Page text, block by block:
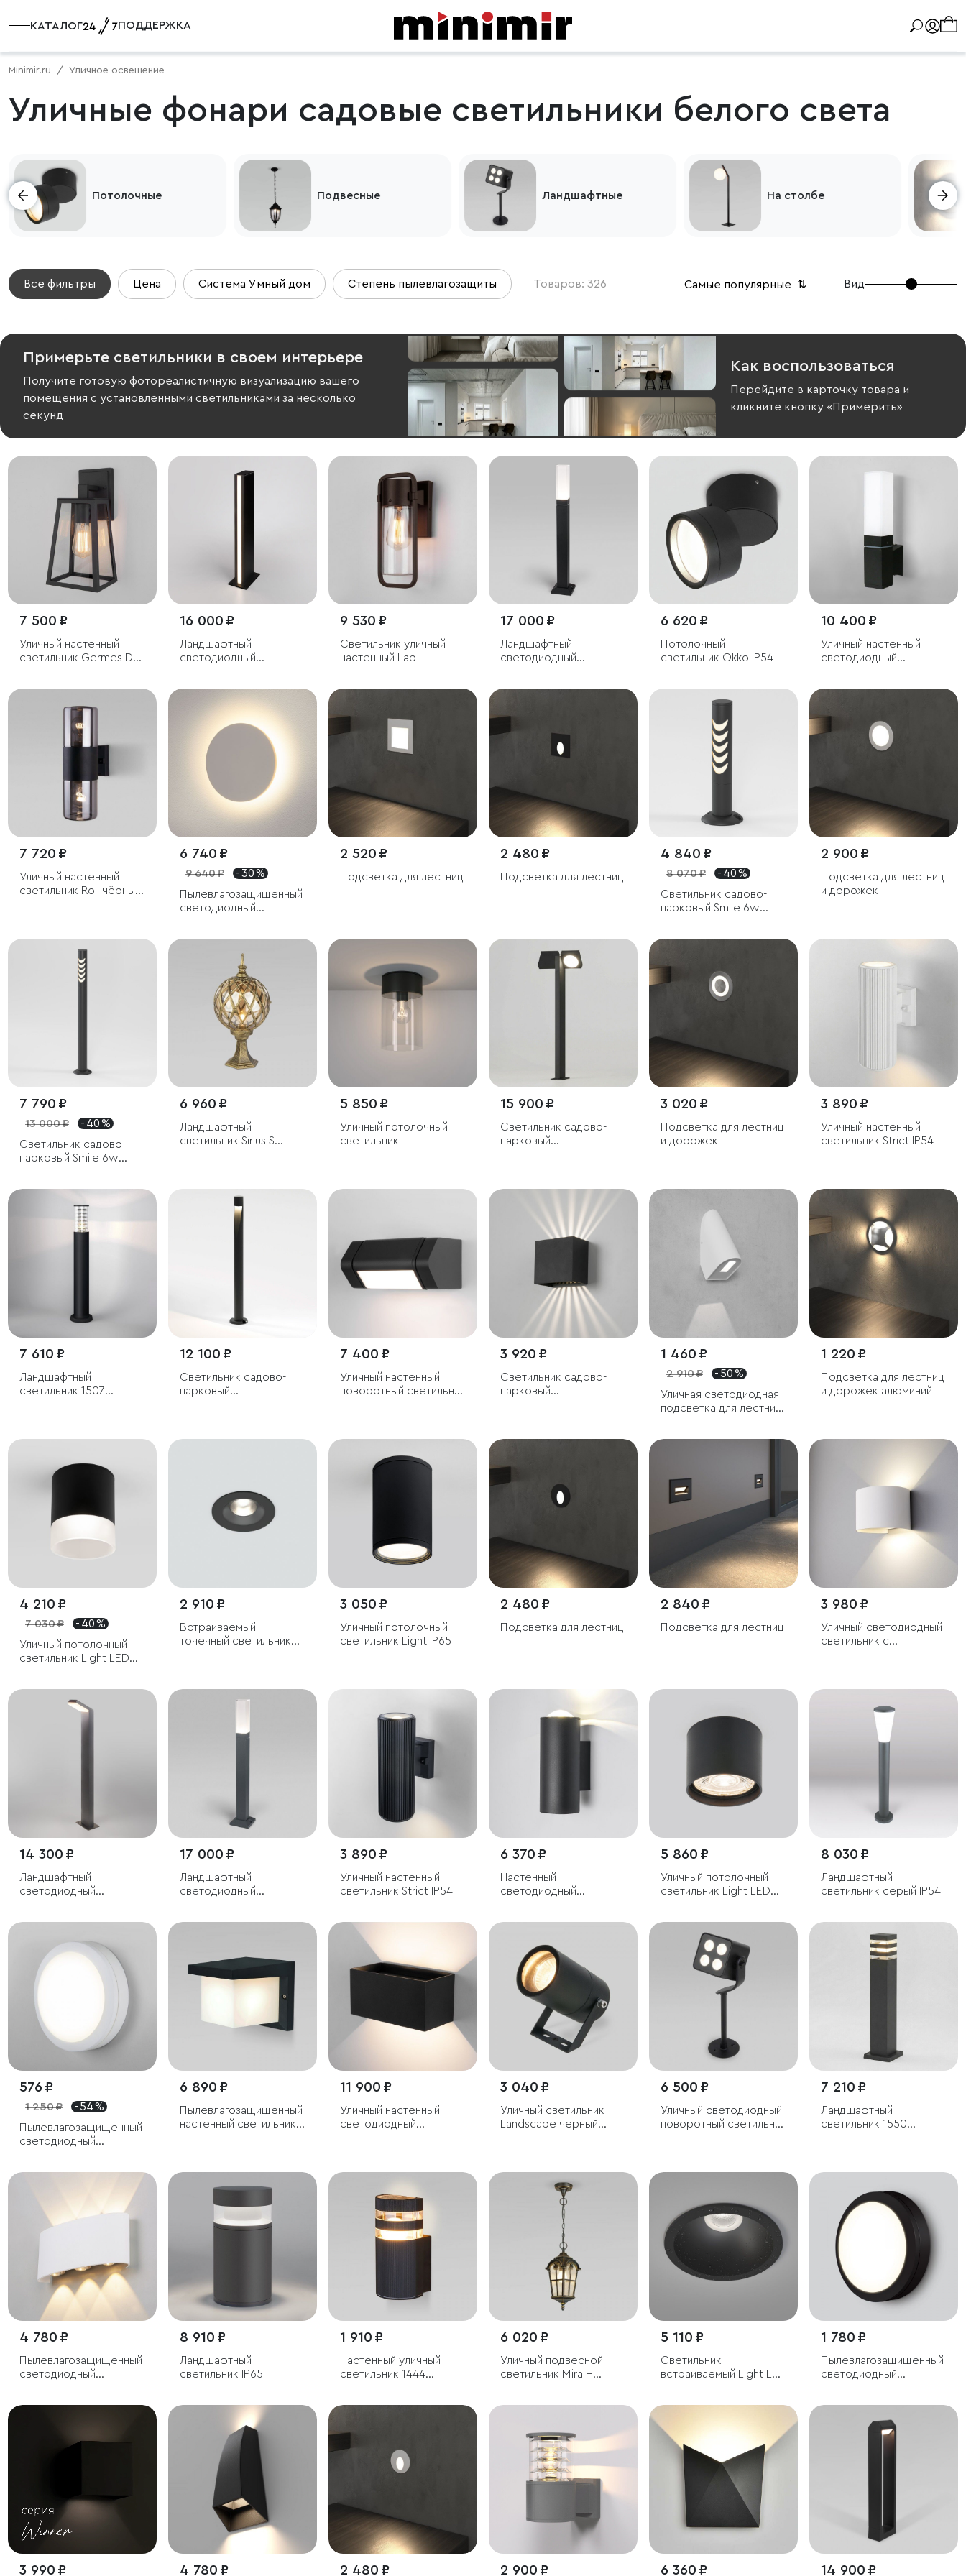
КАТАЛОГ ПОДДЕРЖКА
Minimir.ru Уличное освещение
Уличные фонари садовые светильники белого света
Потолочные Подвесные Ландшафтные На столбе
Все фильтры Цена Система Умный дом Степень пылевлагозащиты Товаров: 326 Самые популярные ⇅ Вид
Примерьте светильники в своем интерьере
Получите готовую фотореалистичную визуализацию вашего
помещения с установленными светильниками за несколько
секунд
Как воспользоваться
Перейдите в карточку товара и
кликните кнопку «Примерить»
7 500 ₽
Уличный настенный
светильник Germes D
16 000 ₽
Ландшафтный
светодиодный
9 530 ₽
Светильник уличный
настенный Lab
17 000 ₽
Ландшафтный
светодиодный
6 620 ₽
Потолочный
светильник Okko IP54
10 400 ₽
Уличный настенный
светодиодный
7 720 ₽
Уличный настенный
светильник Roil чёрный
6 740 ₽
9 640 ₽
- 30 %
Пылевлагозащищенный
светодиодный
2 520 ₽
Подсветка для лестниц
2 480 ₽
Подсветка для лестниц
4 840 ₽
8 070 ₽
- 40 %
Светильник садово-
парковый Smile 6w
2 900 ₽
Подсветка для лестниц
и дорожек
7 790 ₽
13 000 ₽
- 40 %
Светильник садово-
парковый Smile 6w
6 960 ₽
Ландшафтный
светильник Sirius S
5 850 ₽
Уличный потолочный
светильник
15 900 ₽
Светильник садово-
парковый
3 020 ₽
Подсветка для лестниц
и дорожек
3 890 ₽
Уличный настенный
светильник Strict IP54
7 610 ₽
Ландшафтный
светильник 1507
12 100 ₽
Светильник садово-
парковый
7 400 ₽
Уличный настенный
поворотный светильник
3 920 ₽
Светильник садово-
парковый
1 460 ₽
2 910 ₽
- 50 %
Уличная светодиодная
подсветка для лестниц
1 220 ₽
Подсветка для лестниц
и дорожек алюминий
4 210 ₽
7 030 ₽
- 40 %
Уличный потолочный
светильник Light LED
2 910 ₽
Встраиваемый
точечный светильник
3 050 ₽
Уличный потолочный
светильник Light IP65
2 480 ₽
Подсветка для лестниц
2 840 ₽
Подсветка для лестниц
3 980 ₽
Уличный светодиодный
светильник с
14 300 ₽
Ландшафтный
светодиодный
17 000 ₽
Ландшафтный
светодиодный
3 890 ₽
Уличный настенный
светильник Strict IP54
6 370 ₽
Настенный
светодиодный
5 860 ₽
Уличный потолочный
светильник Light LED
8 030 ₽
Ландшафтный
светильник серый IP54
576 ₽
1 250 ₽
- 54 %
Пылевлагозащищенный
светодиодный
6 890 ₽
Пылевлагозащищенный
настенный светильник
11 900 ₽
Уличный настенный
светодиодный
3 040 ₽
Уличный светильник
Landscape черный
6 500 ₽
Уличный светодиодный
поворотный светильник
7 210 ₽
Ландшафтный
светильник 1550
4 780 ₽
Пылевлагозащищенный
светодиодный
8 910 ₽
Ландшафтный
светильник IP65
1 910 ₽
Настенный уличный
светильник 1444
6 020 ₽
Уличный подвесной
светильник Mira H
5 110 ₽
Светильник
встраиваемый Light LED
1 780 ₽
Пылевлагозащищенный
светодиодный
3 990 ₽ 4 780 ₽ 2 480 ₽ 2 900 ₽ 6 360 ₽ 14 900 ₽